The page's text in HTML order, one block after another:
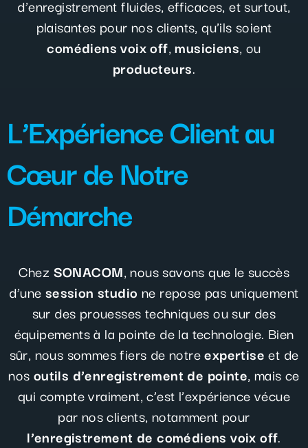
d’enregistrement fluides, efficaces, et surtout,
plaisantes pour nos clients, qu’ils soient
comédiens voix off,musiciens, ou
producteurs.
L’Expérience Client au
Cœur de Notre
Démarche
Chez SONACOM, nous savons que le succès
d’unesession studio ne repose pas uniquement
sur des prouesses techniques ou sur des
équipements à la pointe de la technologie. Bien
sûr, nous sommes fiers de notreexpertiseet de
nosoutils d’enregistrement de pointe, mais ce
qui compte vraiment, c’est l’expérience vécue
par nos clients, notamment pour
l’enregistrement de comédiens voix off.